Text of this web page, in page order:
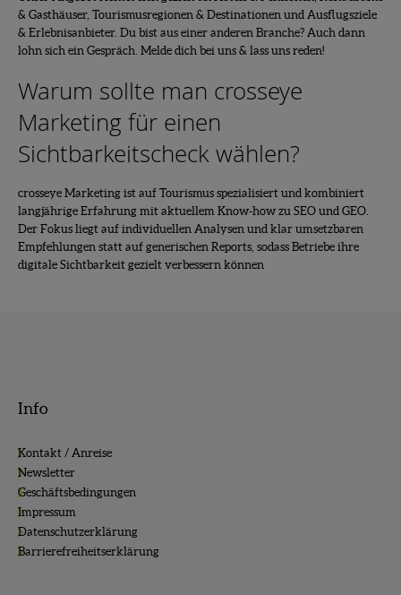
& Gasthäuser, Tourismusregionen & Destinationen und Ausflugsziele
& Erlebnisanbieter. Du bist aus einer anderen Branche? Auch dann
lohn sich ein Gespräch. Melde dich bei uns & lass uns reden!
Warum sollte man crosseye
Marketing für einen
Sichtbarkeitscheck wählen?
crosseye Marketing ist auf Tourismus spezialisiert und kombiniert
langjährige Erfahrung mit aktuellem Know-how zu SEO und GEO.
Der Fokus liegt auf individuellen Analysen und klar umsetzbaren
Empfehlungen statt auf generischen Reports, sodass Betriebe ihre
digitale Sichtbarkeit gezielt verbessern können
Info
Kontakt / Anreise
Newsletter
Geschäftsbedingungen
Impressum
Datenschutzerklärung
Barrierefreiheitserklärung